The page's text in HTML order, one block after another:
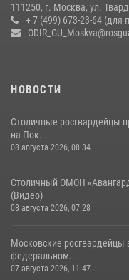
Росгвардецы проверили
111250, г. Москва, ул.
+ 7 (499) 673-23-64 (для
НОВОСТИ
Столичные росгвардейцы
на Пок...
08 августа 2026, 08:34
Столичный ОМОН
(Видео)
08 августа 2026, 07:28
Московские росгвардейцы
федеральном...
07 августа 2026, 11:47